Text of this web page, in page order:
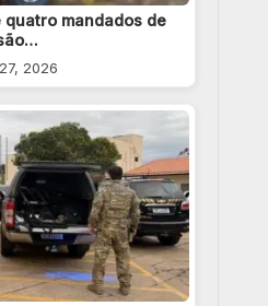
mandados de
2026